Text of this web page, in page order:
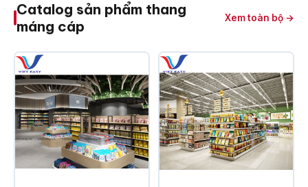
Catalog sản phẩm thang
máng cáp
Xem toàn bộ →